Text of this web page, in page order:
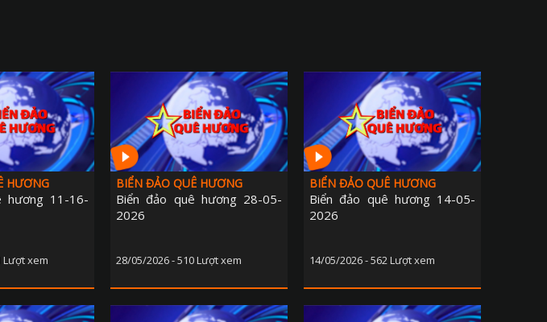
HƯƠNG
hương 11-16-
Lượt xem
BIỂN ĐẢO QUÊ HƯƠNG
Biển đảo quê hương 28-05-
2026
28/05/2026 - 510 Lượt xem
BIỂN ĐẢO QUÊ HƯƠNG
Biển đảo quê hương 14-05-
2026
14/05/2026 - 562 Lượt xem